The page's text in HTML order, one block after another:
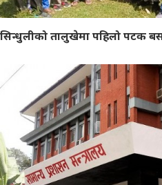
सिन्धुलीको तालुखेमा पहिलो पटक